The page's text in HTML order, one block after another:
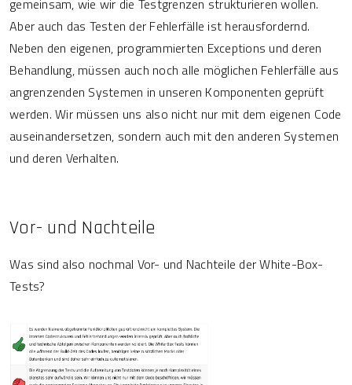
gemeinsam, wie wir die Testgrenzen strukturieren wollen.
Aber auch das Testen der Fehlerfälle ist herausfordernd.
Neben den eigenen, programmierten Exceptions und deren
Behandlung, müssen auch noch alle möglichen Fehlerfälle aus
angrenzenden Systemen in unseren Komponenten geprüft
werden. Wir müssen uns also nicht nur mit dem eigenen Code
auseinandersetzen, sondern auch mit den anderen Systemen
und deren Verhalten.
Vor- und Nachteile
Was sind also nochmal Vor- und Nachteile der White-Box-
Tests?